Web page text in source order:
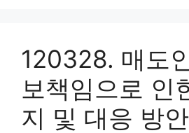
120328. 매도
보책임으로 인
지 및 대응 방안